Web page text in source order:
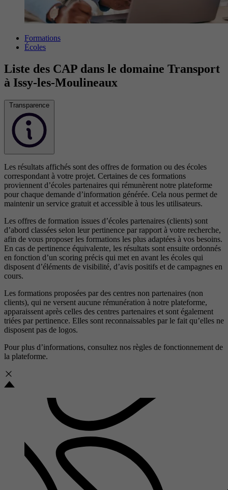
Formations
Écoles
Liste des CAP dans le domaine Transport
à Issy-les-Moulineaux
Transparence
Les résultats affichés sont des offres de formation ou des écoles
correspondant à votre projet. Certaines de ces formations
proviennent d’écoles partenaires qui rémunèrent notre plateforme
pour chaque demande d’information générée. Cela nous permet de
maintenir un service gratuit et accessible à tous les utilisateurs.
Les offres de formation issues d’écoles partenaires (clients) sont
d’abord classées selon leur pertinence par rapport à votre recherche,
afin de vous proposer les formations les plus adaptées à vos besoins.
En cas de pertinence équivalente, les résultats sont ensuite ordonnés
en fonction d’un scoring précis qui met en avant les écoles qui
disposent d’éléments de visibilité, d’avis positifs et de campagnes en
cours.
Les formations proposées par des centres non partenaires (non
clients), qui ne versent aucune rémunération à notre plateforme,
apparaissent après celles des centres partenaires et sont également
triées par pertinence. Elles sont reconnaissables par le fait qu’elles ne
disposent pas de logos.
Pour plus d’informations, consultez nos règles de fonctionnement de
la plateforme.